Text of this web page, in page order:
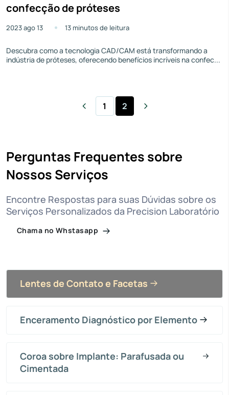
confecção de próteses
2023 ago 13 13 minutos de leitura
Descubra como a tecnologia CAD/CAM está transformando a
indústria de próteses, oferecendo benefícios incríveis na confec...
1 2
Perguntas Frequentes sobre
Nossos Serviços
Encontre Respostas para suas Dúvidas sobre os
Serviços Personalizados da Precision Laboratório
Chama no Whstasapp
Lentes de Contato e Facetas
Enceramento Diagnóstico por Elemento
Coroa sobre Implante: Parafusada ou
Cimentada